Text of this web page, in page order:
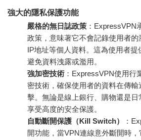
強大的隱私保護功能
嚴格的無日誌政策 ：ExpressVPN
政策，意味著它不會記錄使用者的
IP地址等個人資料。這為使用者提
避免資料洩露或濫用。
強加密技術 ：ExpressVPN使用行
密技術，確保使用者的資料在傳
擊。無論是線上銀行、購物還是
享受高度的安全保護。
自動斷開保護（Kill Switch）
：
開功能，當VPN連線意外斷開時